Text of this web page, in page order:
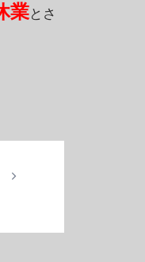
業とさ